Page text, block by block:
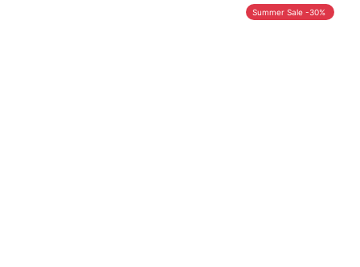
Summer Sale -30%